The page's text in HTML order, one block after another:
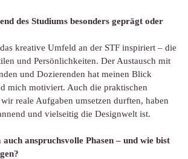
des Studiums besonders geprägt oder
kreative Umfeld an der STF inspiriert – die
und Persönlichkeiten. Der Austausch mit
und Dozierenden hat meinen Blick
mich motiviert. Auch die praktischen
reale Aufgaben umsetzen durften, haben
und vielseitig die Designwelt ist.
anspruchsvolle Phasen – und wie bist